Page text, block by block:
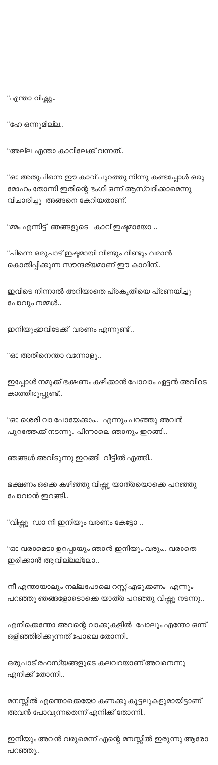
“എന്താ വിഷ്ണു..
“ഹേ ഒന്നുമില്ല..
“അല്ല എന്താ കാവിലേക്ക് വന്നത്..
“ഓ അതുപിന്നെ ഈ കാവ് പുറത്തു നിന്നു കണ്ടപ്പോൾ ഒരു
മോഹം തോന്നി ഇതിന്റെ ഭംഗി ഒന്ന് ആസ്വദിക്കാമെന്നു
വിചാരിച്ചു അങ്ങനെ കേറിയതാണ്..
“മ്മം എന്നിട്ട് ഞങ്ങളുടെ കാവ് ഇഷ്ടമായോ ..
“പിന്നെ ഒരുപാട് ഇഷ്ടമായി വീണ്ടും വീണ്ടും വരാൻ
കൊതിപ്പിക്കുന്ന സൗന്ദര്യമാണ് ഈ കാവിന്..
ഇവിടെ നിന്നാൽ അറിയാതെ പ്രകൃതിയെ പ്രണയിച്ചു
പോവും നമ്മൾ..
ഇനിയുംഇവിടേക്ക് വരണം എന്നുണ്ട് ..
“ഓ അതിനെന്താ വന്നോളൂ..
ഇപ്പോൾ നമുക്ക് ഭക്ഷണം കഴിക്കാൻ പോവാം ഏട്ടൻ അവിടെ
കാത്തിരുപ്പുണ്ട്..
“ഓ ശെരി വാ പോയേക്കാം.. എന്നും പറഞ്ഞു അവൻ
പുറത്തേക്ക് നടന്നു.. പിന്നാലെ ഞാനും ഇറങ്ങി..
ഞങ്ങൾ അവിടുന്നു ഇറങ്ങി വീട്ടിൽ എത്തി..
ഭക്ഷണം ഒക്കെ കഴിഞ്ഞു വിഷ്ണു യാത്രയൊക്കെ പറഞ്ഞു
പോവാൻ ഇറങ്ങി..
“വിഷ്ണു ഡാ നീ ഇനിയും വരണം കേട്ടോ ..
“ഓ വരാമെടാ ഉറപ്പായും ഞാൻ ഇനിയും വരും.. വരാതെ
ഇരിക്കാൻ ആവില്ലല്ലോ..
നീ എന്തായാലും നല്ലപോലെ റസ്റ്റ്‌ എടുക്കണം എന്നും
പറഞ്ഞു ഞങ്ങളോടൊക്കെ യാത്ര പറഞ്ഞു വിഷ്ണു നടന്നു..
എനിക്കെന്തോ അവന്റെ വാക്കുകളിൽ പോലും എന്തോ ഒന്ന്
ഒളിഞ്ഞിരിക്കുന്നത് പോലെ തോന്നി..
ഒരുപാട് രഹസ്യങ്ങളുടെ കലവറയാണ് അവനെന്നു
എനിക്ക് തോന്നി..
മനസ്സിൽ എന്തൊക്കെയോ കണക്കു കൂട്ടലുകളുമായിട്ടാണ്
അവൻ പോവുന്നതെന്ന് എനിക്ക് തോന്നി..
ഇനിയും അവൻ വരുമെന്ന് എന്റെ മനസ്സിൽ ഇരുന്നു ആരോ
പറഞ്ഞു..